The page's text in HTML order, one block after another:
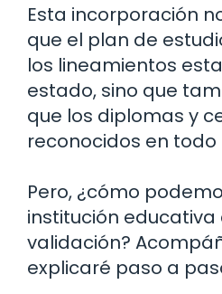
Esta incorporación
que el plan de
los lineamientos
estado, sino que
que los diplomas y
reconocidos en todo
Pero, ¿cómo
institución
validación?
explicaré paso a